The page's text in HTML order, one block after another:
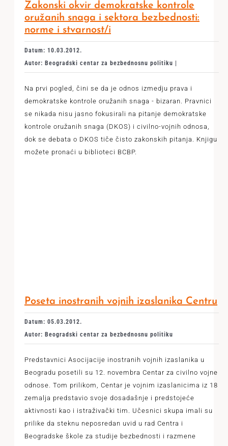
Zakonski okvir demokratske kontrole
oružanih snaga i sektora bezbednosti:
norme i stvarnost/i
Datum: 10.03.2012.
Autor: Beogradski centar za bezbednosnu politiku |
Na prvi pogled, čini se da je odnos izmedju prava i
demokratske kontrole oružanih snaga - bizaran. Pravnici
se nikada nisu jasno fokusirali na pitanje demokratske
kontrole oružanih snaga (DKOS) i civilno-vojnih odnosa,
dok se debata o DKOS tiče čisto zakonskih pitanja. Knjigu
možete pronaći u biblioteci BCBP.
Poseta inostranih vojnih izaslanika Centru
Datum: 05.03.2012.
Autor: Beogradski centar za bezbednosnu politiku
Predstavnici Asocijacije inostranih vojnih izaslanika u
Beogradu posetili su 12. novembra Centar za civilno vojne
odnose. Tom prilikom, Centar je vojnim izaslanicima iz 18
zemalja predstavio svoje dosadašnje i predstojeće
aktivnosti kao i istraživački tim. Učesnici skupa imali su
prilike da steknu neposredan uvid u rad Centra i
Beogradske škole za studije bezbednosti i razmene